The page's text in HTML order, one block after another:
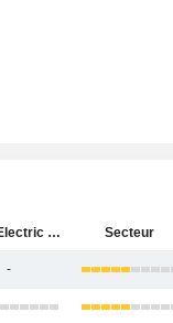
Tokyo Electric Power Company Holdings, Incorporated Secteur
-